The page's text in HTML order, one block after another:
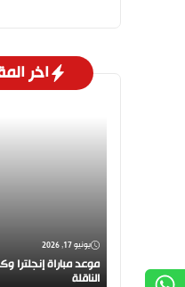
اخر
يونيو 17, 2026
الناقلة